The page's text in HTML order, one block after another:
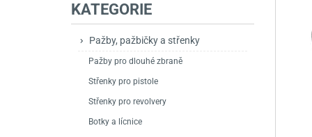
Vzduchové pistole a revolvery
Plynové pistole a revolvery
Perkusní zbraně
Nože
KATEGORIE
Pažby, pažbičky a střenky
Pažby pro dlouhé zbraně
Střenky pro pistole
Střenky pro revolvery
Botky a lícnice